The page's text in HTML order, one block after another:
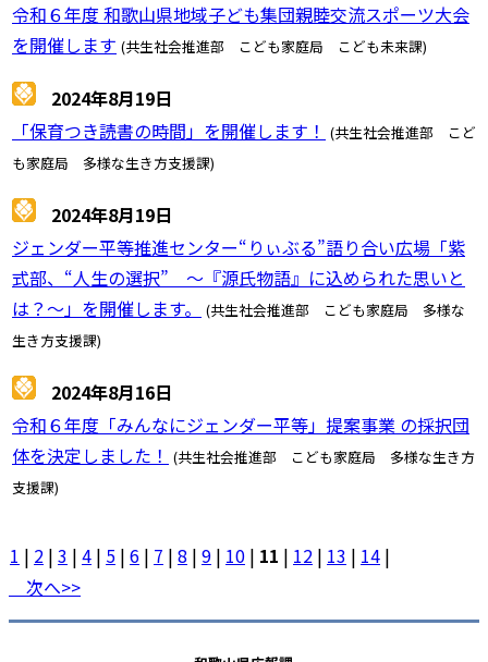
令和６年度 和歌山県地域子ども集団親睦交流スポーツ大会
を開催します (共生社会推進部 こども家庭局 こども未来課)
2024年8月19日
「保育つき読書の時間」を開催します！ (共生社会推進部 こど
も家庭局 多様な生き方支援課)
2024年8月19日
ジェンダー平等推進センター“りぃぶる”語り合い広場「紫
式部、“人生の選択” ～『源氏物語』に込められた思いと
は？～」を開催します。
(共生社会推進部 こども家庭局 多様な
生き方支援課)
2024年8月16日
令和６年度「みんなにジェンダー平等」提案事業 の採択団
体を決定しました！ (共生社会推進部 こども家庭局 多様な生き方
支援課)
1 | 2 | 3 | 4 | 5 | 6 | 7 | 8 | 9 | 10 | 11 | 12 | 13 | 14 |
次へ>>